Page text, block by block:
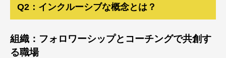
Q2：インクルーシブな概念とは？
組織：フォロワーシップとコーチングで共創す
る職場